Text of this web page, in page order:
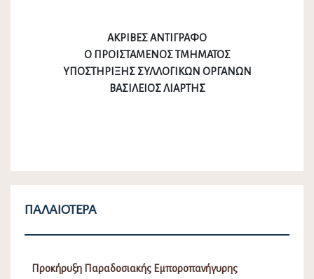
ΑΚΡΙΒΕΣ ΑΝΤΙΓΡΑΦΟ
Ο ΠΡΟΙΣΤΑΜΕΝΟΣ ΤΜΗΜΑΤΟΣ
ΥΠΟΣΤΗΡΙΞΗΣ ΣΥΛΛΟΓΙΚΩΝ ΟΡΓΑΝΩΝ
ΒΑΣΙΛΕΙΟΣ ΛΙΑΡΤΗΣ
ΠΑΛΑΙΌΤΕΡΑ
Προκήρυξη Παραδοσιακής Εμποροπανήγυρης